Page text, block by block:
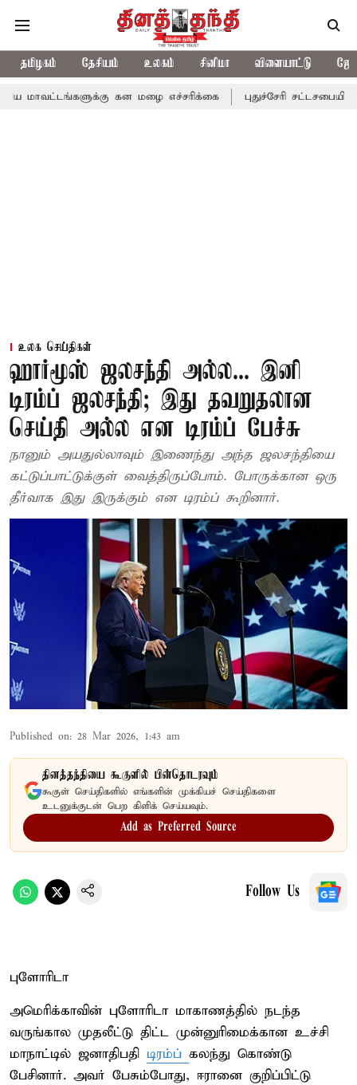
தமிழகம் தேசியம் உலகம் சினிமா விளையாட்டு
கன மழை எச்சரிக்கை புதுச்சேரி சட்டசபையில் வரும்
உலக செய்திகள்
ஹார்மூஸ் ஜலசந்தி அல்ல... இனி
டிரம்ப் ஜலசந்தி; இது தவறுதலான
செய்தி அல்ல என டிரம்ப் பேச்சு
நானும் அயதுல்லாவும் இணைந்து அந்த ஜலசந்தியை
கட்டுப்பாட்டுக்குள் வைத்திருப்போம். போருக்கான ஒரு
தீர்வாக இது இருக்கும் என டிரம்ப் கூறினார்.
Published on: 28 Mar 2026, 1:43 am
தினத்தந்தியை கூகுளில் பின்தொடரவும்
கூகுள் செய்திகளில் எங்களின் முக்கியச் செய்திகளை
உடனுக்குடன் பெற கிளிக் செய்யவும்.
Add as Preferred Source
Follow Us
புளோரிடா
அமெரிக்காவின் புளோரிடா மாகாணத்தில் நடந்த
வருங்கால முதலீட்டு திட்ட முன்னுரிமைக்கான உச்சி
மாநாட்டில் ஜனாதிபதி டிரம்ப் கலந்து கொண்டு
பேசினார். அவர் பேசும்போது, ஈரானை குறிப்பிட்டு